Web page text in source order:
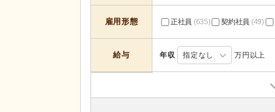
雇用形態 正社員 (635) 契約社員 (49)
給与 年収 指定なし 万円以上
介護付き有料老人ホーム(85)